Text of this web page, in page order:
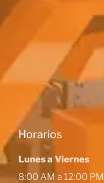
Horarios
Lunes a Viernes
8:00 AM a 12:00 PM